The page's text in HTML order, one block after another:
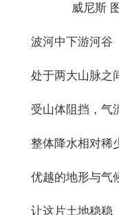
威尼斯
波河中下游河谷
处于两大山脉之
受山体阻挡，气
整体降水相对稀
优越的地形与气
让这片土地稳稳